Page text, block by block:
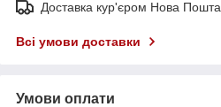
Доставка кур'єром Нова Пошта
Всі умови доставки
Умови оплати